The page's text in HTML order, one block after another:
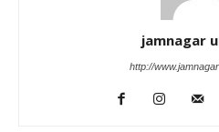
jamnagar
http://